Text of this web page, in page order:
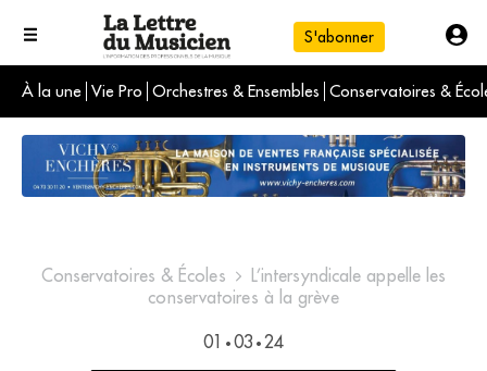
S'abonner
À la une Vie Pro Orchestres & Ensembles Conservatoires &
L'info du jour
Le numéro du mois
International
Conservatoires & Écoles
L’intersyndicale appelle les
conservatoires à la grève
01 • 03 • 24